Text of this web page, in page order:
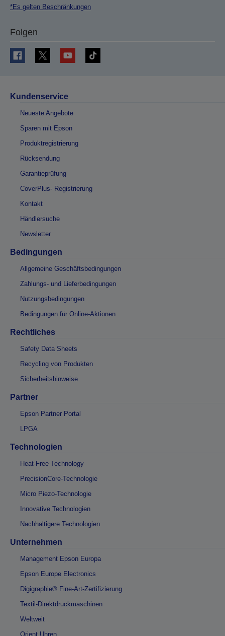
*Es gelten Beschränkungen
Folgen
Kundenservice
Neueste Angebote
Sparen mit Epson
Produktregistrierung
Rücksendung
Garantieprüfung
CoverPlus- Registrierung
Kontakt
Händlersuche
Newsletter
Bedingungen
Allgemeine Geschäftsbedingungen
Zahlungs- und Lieferbedingungen
Nutzungsbedingungen
Bedingungen für Online-Aktionen
Rechtliches
Safety Data Sheets
Recycling von Produkten
Sicherheitshinweise
Partner
Epson Partner Portal
LPGA
Technologien
Heat-Free Technology
PrecisionCore-Technologie
Micro Piezo-Technologie
Innovative Technologien
Nachhaltigere Technologien
Unternehmen
Management Epson Europa
Epson Europe Electronics
Digigraphie® Fine-Art-Zertifizierung
Textil-Direktdruckmaschinen
Weltweit
Orient Uhren